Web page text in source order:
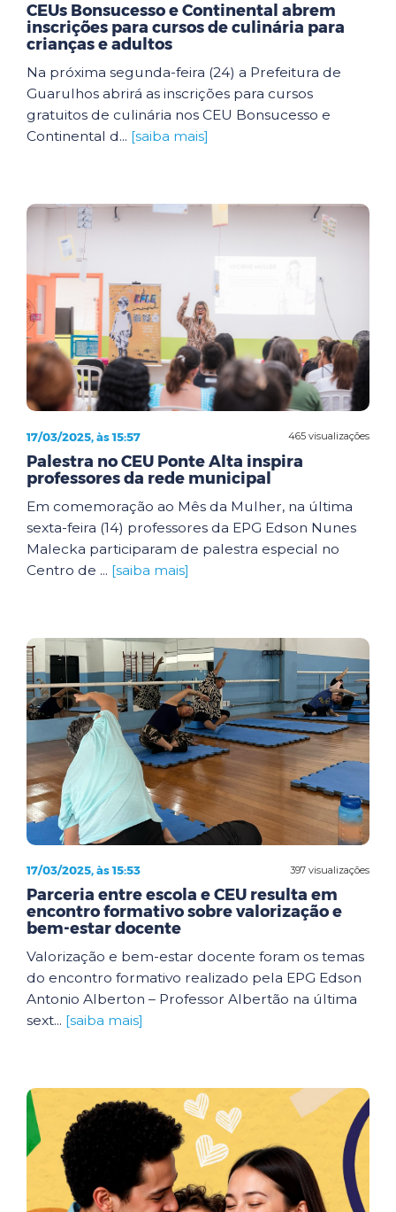
CEUs Bonsucesso e Continental abrem
inscrições para cursos de culinária para
crianças e adultos
Na próxima segunda-feira (24) a Prefeitura de
Guarulhos abrirá as inscrições para cursos
gratuitos de culinária nos CEU Bonsucesso e
Continental d... [saiba mais]
465 visualizações
17/03/2025, às 15:57
Palestra no CEU Ponte Alta inspira
professores da rede municipal
Em comemoração ao Mês da Mulher, na última
sexta-feira (14) professores da EPG Edson Nunes
Malecka participaram de palestra especial no
Centro de ... [saiba mais]
397 visualizações
17/03/2025, às 15:53
Parceria entre escola e CEU resulta em
encontro formativo sobre valorização e
bem-estar docente
Valorização e bem-estar docente foram os temas
do encontro formativo realizado pela EPG Edson
Antonio Alberton – Professor Albertão na última
sext... [saiba mais]